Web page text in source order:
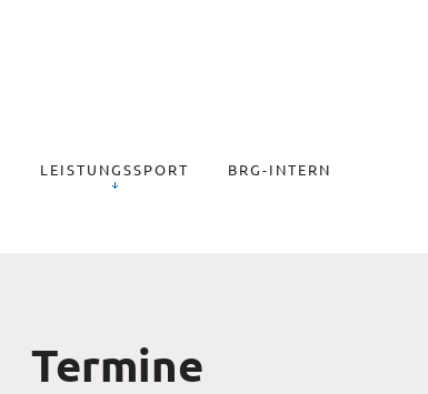
LEISTUNGSSPORT BRG-INTERN
Termine